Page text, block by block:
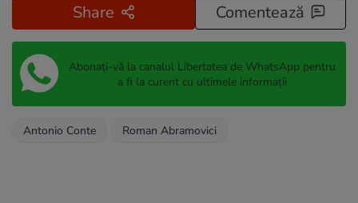
Share Comentează
Abonați-vă la canalul Libertatea de WhatsApp pentru
a fi la curent cu ultimele informații
Antonio Conte Roman Abramovici